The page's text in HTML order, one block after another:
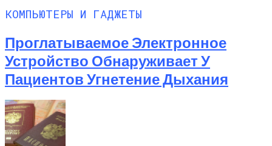
КОМПЬЮТЕРЫ И ГАДЖЕТЫ
Проглатываемое Электронное
Устройство Обнаруживает У
Пациентов Угнетение Дыхания